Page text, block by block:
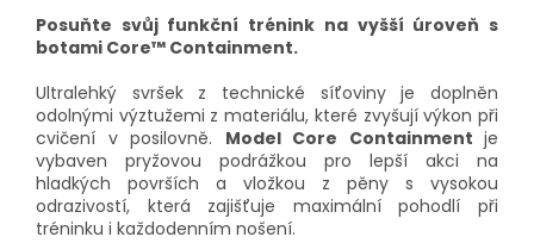
Posuňte svůj funkční trénink na vyšší úroveňs
botami Core™ Containment.
Ultralehký svršek z technické síťovinyjedoplněn
odolnými výztužemi z materiálu, které zvyšujívýkonpři
cvičení v posilovně. Model Core Containment je
vybaven pryžovou podrážkou pro lepší akci na
hladkých površích a vložkou z pěny s vysokou
odrazivostí, která zajišťuje maximálnípohodlípři
tréninku i každodenním nošení.